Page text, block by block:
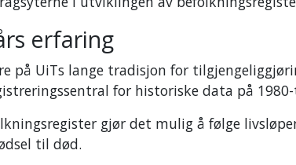
erfaring
på UiTs lange tradisjon for
for historiske data på
gjør det mulig å følge
til død.